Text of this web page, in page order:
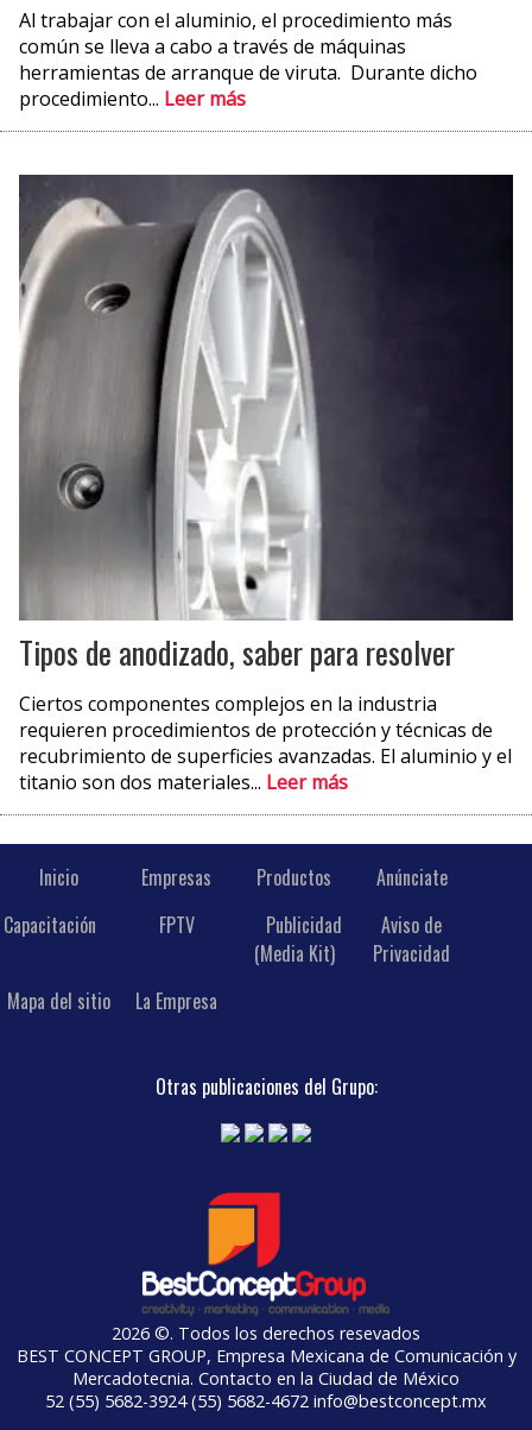
Al trabajar con el aluminio, el procedimiento más
común se lleva a cabo a través de máquinas
herramientas de arranque de viruta. Durante dicho
procedimiento... Leer más
Tipos de anodizado, saber para resolver
Ciertos componentes complejos en la industria
requieren procedimientos de protección y técnicas de
recubrimiento de superficies avanzadas. El aluminio y el
titanio son dos materiales... Leer más
Inicio Empresas Productos
Anúnciate
Capacitación
FPTV
Publicidad
(Media Kit)
Aviso de
Privacidad
Mapa del sitio
La Empresa
Otras publicaciones del Grupo:
2026 ©. Todos los derechos resevados
BEST CONCEPT GROUP, Empresa Mexicana de Comunicación y
Mercadotecnia. Contacto en la Ciudad de México
52 (55) 5682-3924 (55) 5682-4672 info@bestconcept.mx